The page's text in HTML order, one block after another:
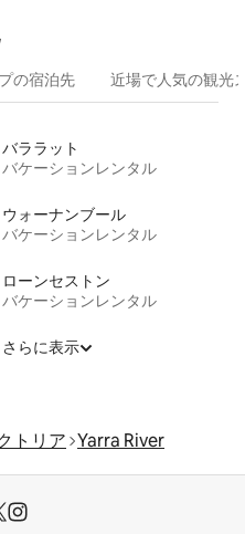
の宿⁠泊⁠先 近場で人気の観光
バララット
バケーションレンタル
ウォーナンブール
バケーションレンタル
ローンセストン
バケーションレンタル
さらに表示
トリア Yarra River